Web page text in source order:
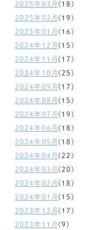
2025年03月 (18)
2025年02月 (19)
2025年01月 (16)
2024年12月 (15)
2024年11月 (17)
2024年10月 (25)
2024年09月 (17)
2024年08月 (15)
2024年07月 (19)
2024年06月 (18)
2024年05月 (18)
2024年04月 (22)
2024年03月 (20)
2024年02月 (18)
2024年01月 (15)
2023年12月 (17)
2023年11月 (9)